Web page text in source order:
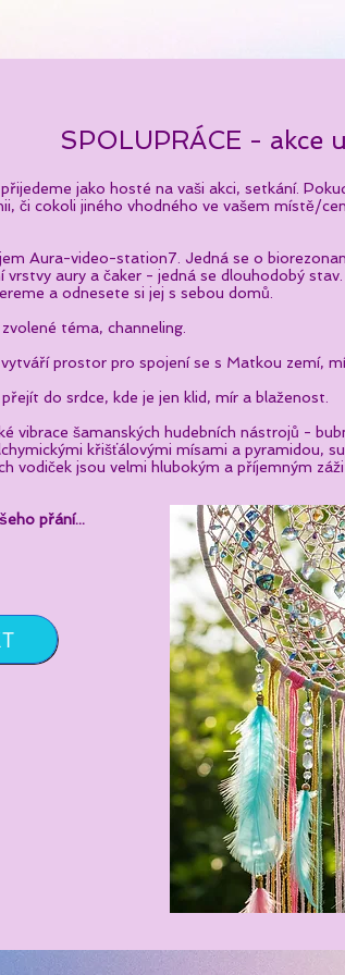
SPOLUPRÁCE - akce
jako hosté na vaši akci, setkání.
či cokoli jiného vhodného ve vašem místě/
Aura-video-station7. Jedná se o
aury a čaker - jedná se dlouhodobý
a odnesete si jej s sebou domů.
téma, channeling.
prostor pro spojení se s Matkou zemí,
do srdce, kde je jen klid, mír a blaženost.​
vibrace šamanských hudebních nástrojů -
křišťálovými mísami a pyramidou,
vodiček jsou velmi hlubokým a příjemným
přání...